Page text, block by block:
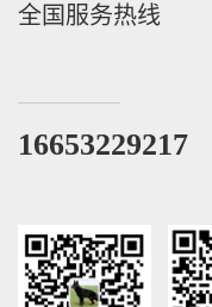
全国服务热线
16653229217